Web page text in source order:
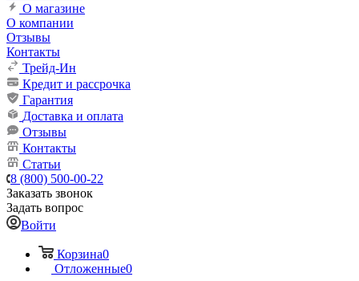
О магазине
О компании
Отзывы
Контакты
Трейд-Ин
Кредит и рассрочка
Гарантия
Доставка и оплата
Отзывы
Контакты
Статьи
8 (800) 500-00-22
Заказать звонок
Задать вопрос
Войти
Корзина0
Отложенные0